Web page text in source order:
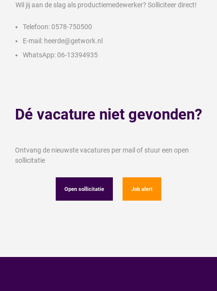
Wil jij aan de slag als productiemedewerker? Solliciteer direct!
Telefoon: 0578-750500
E-mail: heerde@getwork.nl
WhatsApp: 06-13394935
Dé vacature niet gevonden?
Ontvang de nieuwste vacatures per mail of stuur een open
sollicitatie
Open sollicitatie Job alert